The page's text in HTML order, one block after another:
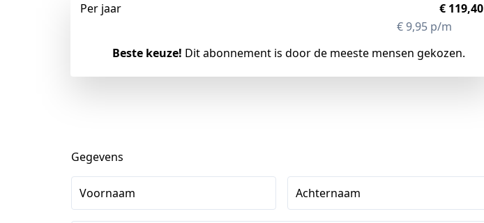
Per jaar
€ 119,40
€ 9,95 p/m
Beste keuze! Dit abonnement is door de meeste mensen gekozen.
Gegevens
Voornaam Achternaam